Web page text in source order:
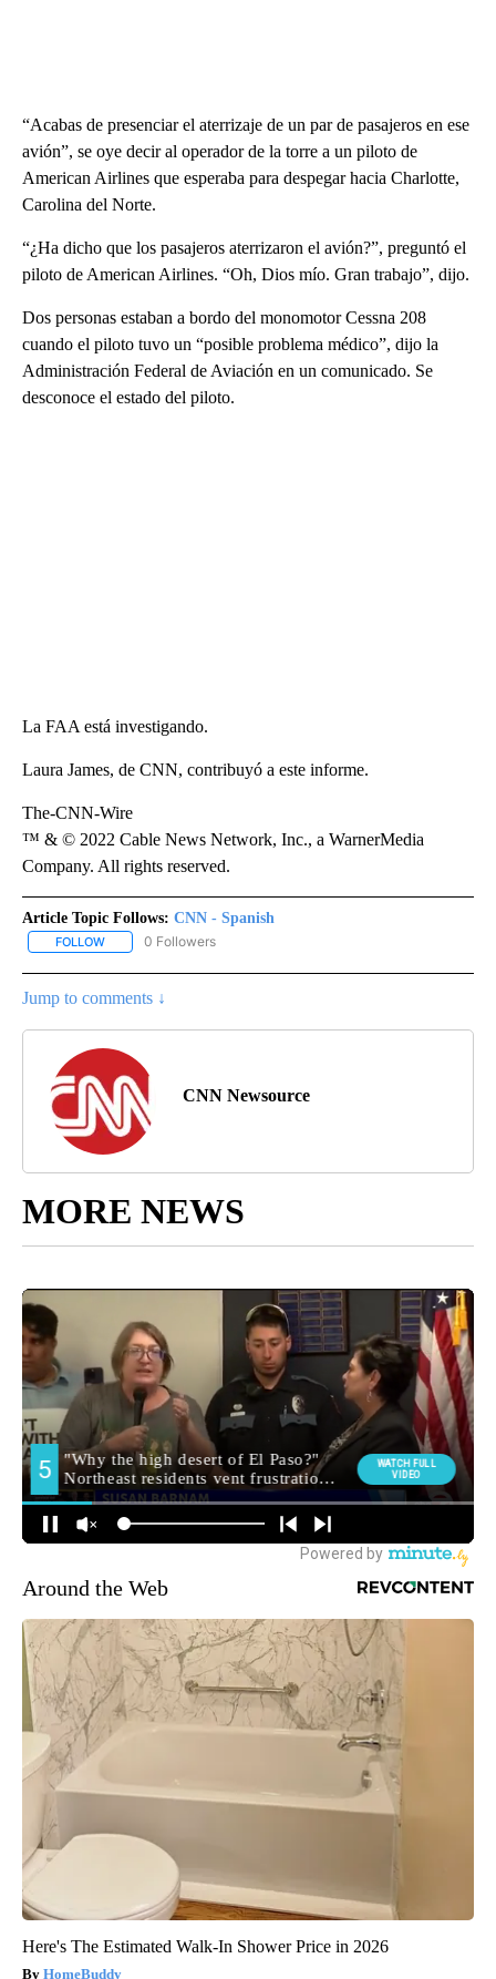
“Acabas de presenciar el aterrizaje de un par de pasajeros en ese
avión”, se oye decir al operador de la torre a un piloto de
American Airlines que esperaba para despegar hacia Charlotte,
Carolina del Norte.
“¿Ha dicho que los pasajeros aterrizaron el avión?”, preguntó el
piloto de American Airlines. “Oh, Dios mío. Gran trabajo”, dijo.
Dos personas estaban a bordo del monomotor Cessna 208
cuando el piloto tuvo un “posible problema médico”, dijo la
Administración Federal de Aviación en un comunicado. Se
desconoce el estado del piloto.
La FAA está investigando.
Laura James, de CNN, contribuyó a este informe.
The-CNN-Wire
™ & © 2022 Cable News Network, Inc., a WarnerMedia
Company. All rights reserved.
Article Topic Follows: CNN - Spanish
FOLLOW FOLLOW "CNN - SPANISH" TO RECEIVE NOTIFICATIONS ABOUT
0 Followers
Jump to comments ↓
CNN Newsource
MORE NEWS
Around the Web
Here's The Estimated Walk-In Shower Price in 2026
HomeBuddy